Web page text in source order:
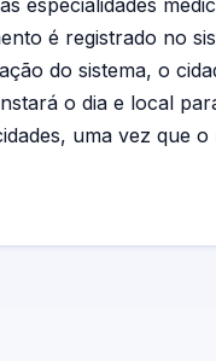
especialidades
é registrado no
do sistema, o
o dia e local
uma vez que